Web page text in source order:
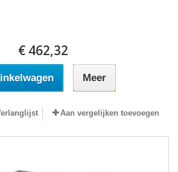
€ 462,32
Meer
Aan vergelijken toevoegen